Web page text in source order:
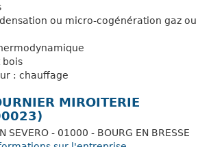
ou micro-cogénération gaz ou
bois
: chauffage
MIROITERIE
SEVERO - 01000 - BOURG EN BRESSE